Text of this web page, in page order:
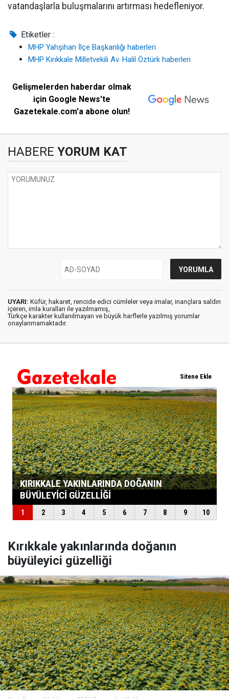
vatandaşlarla buluşmalarını artırması hedefleniyor.
Etiketler :
MHP Yahşihan İlçe Başkanlığı haberleri
MHP Kırıkkale Milletvekili Av. Halil Öztürk haberleri
Gelişmelerden haberdar olmak
için Google News'te
Gazetekale.com'a abone olun!
HABERE YORUM KAT
UYARI: Küfür, hakaret, rencide edici cümleler veya imalar, inançlara saldırı
içeren, imla kuralları ile yazılmamış,
Türkçe karakter kullanılmayan ve büyük harflerle yazılmış yorumlar
onaylanmamaktadır.
Kırıkkale yakınlarında doğanın
büyüleyici güzelliği